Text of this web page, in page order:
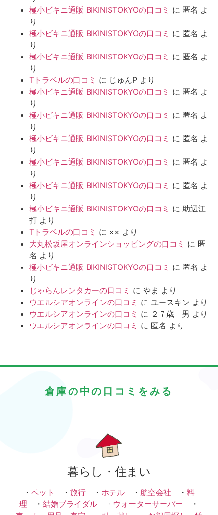
極小ビキニ通販 BIKINISTOKYOの口コミ に 匿名 よ
り
極小ビキニ通販 BIKINISTOKYOの口コミ に 匿名 よ
り
極小ビキニ通販 BIKINISTOKYOの口コミ に 匿名 よ
り
Tトラベルの口コミ に じゅんP より
極小ビキニ通販 BIKINISTOKYOの口コミ に 匿名 よ
り
極小ビキニ通販 BIKINISTOKYOの口コミ に 匿名 よ
り
極小ビキニ通販 BIKINISTOKYOの口コミ に 匿名 よ
り
極小ビキニ通販 BIKINISTOKYOの口コミ に 匿名 よ
り
極小ビキニ通販 BIKINISTOKYOの口コミ に 匿名 よ
り
極小ビキニ通販 BIKINISTOKYOの口コミ に 助辺江
打 より
Tトラベルの口コミ に ×× より
大丸松坂屋オンラインショッピングの口コミ に 匿
名 より
極小ビキニ通販 BIKINISTOKYOの口コミ に 匿名 よ
り
じゃらんレンタカーの口コミ に やま より
ウエルシアオンラインの口コミ に ユースキン より
ウエルシアオンラインの口コミ に ２７歳 男 より
ウエルシアオンラインの口コミ に 匿名 より
倉庫の中の口コミをみる
暮らし・住まい
・ ペット ・ 旅行 ・ ホテル ・ 航空会社 ・ 料
理 ・ 結婚ブライダル ・ ウォーターサーバー ・